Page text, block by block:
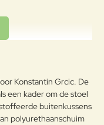
Konstantin Grcic. De
een kader om de stoel
buitenkussens
polyurethaanschuim